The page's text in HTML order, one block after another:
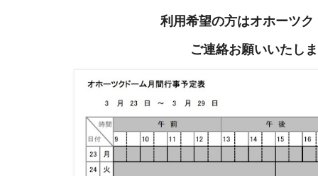
利用希望の方はオホーツク
ご連絡お願いいたし